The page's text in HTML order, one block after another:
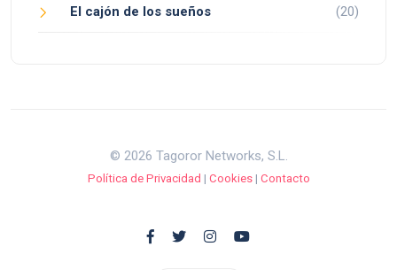
El cajón de los sueños (20)
© 2026 Tagoror Networks, S.L.
Política de Privacidad | Cookies| Contacto